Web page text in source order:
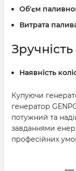
Об'єм
Витрата
Зручність
Наявність
Купуючи
генератор
потужний та
завданнями
професійних